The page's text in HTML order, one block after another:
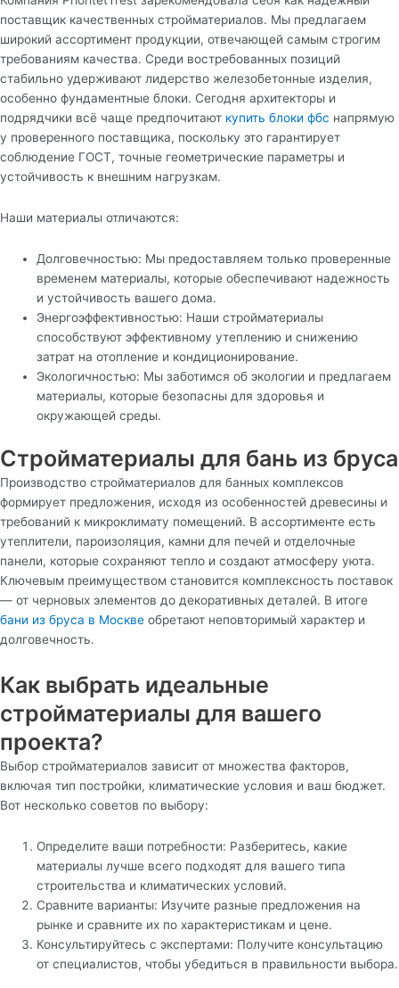
поставщик качественных стройматериалов. Мы предлагаем
широкий ассортимент продукции, отвечающей самым строгим
требованиям качества. Среди востребованных позиций
стабильно удерживают лидерство железобетонные изделия,
особенно фундаментные блоки. Сегодня архитекторы и
подрядчики всё чаще предпочитают купить блоки фбс напрямую
у проверенного поставщика, поскольку это гарантирует
соблюдение ГОСТ, точные геометрические параметры и
устойчивость к внешним нагрузкам.
Наши материалы отличаются:
Долговечностью: Мы предоставляем только проверенные
временем материалы, которые обеспечивают надежность
и устойчивость вашего дома.
Энергоэффективностью: Наши стройматериалы
способствуют эффективному утеплению и снижению
затрат на отопление и кондиционирование.
Экологичностью: Мы заботимся об экологии и предлагаем
материалы, которые безопасны для здоровья и
окружающей среды.
Стройматериалы для бань из бруса
Производство стройматериалов для банных комплексов
формирует предложения, исходя из особенностей древесины и
требований к микроклимату помещений. В ассортименте есть
утеплители, пароизоляция, камни для печей и отделочные
панели, которые сохраняют тепло и создают атмосферу уюта.
Ключевым преимуществом становится комплексность поставок
— от черновых элементов до декоративных деталей. В итоге
бани из бруса в Москве обретают неповторимый характер и
долговечность.
Как выбрать идеальные
стройматериалы для вашего
проекта?
Выбор стройматериалов зависит от множества факторов,
включая тип постройки, климатические условия и ваш бюджет.
Вот несколько советов по выбору:
Определите ваши потребности: Разберитесь, какие
материалы лучше всего подходят для вашего типа
строительства и климатических условий.
Сравните варианты: Изучите разные предложения на
рынке и сравните их по характеристикам и цене.
Консультируйтесь с экспертами: Получите консультацию
от специалистов, чтобы убедиться в правильности выбора.